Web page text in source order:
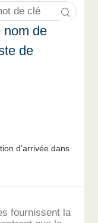
nom de
de
d'arrivée dans
fournissent la